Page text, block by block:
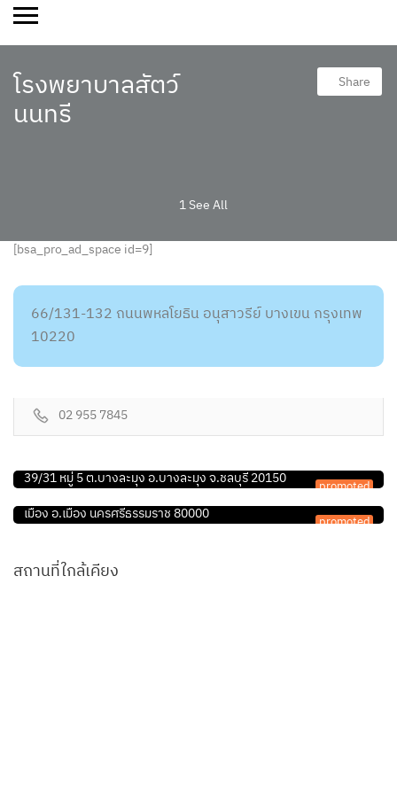
โรงพยาบาลสัตว์
นนทรี
Share
1 See All
[bsa_pro_ad_space id=9]
66/131-132 ถนนพหลโยธิน อนุสาวรีย์ บางเขน กรุงเทพ
10220
02 955 7845
promoted
ร้านอุปกรณ์สัตว์เลี้ยง
39/31 หมู่ 5 ต.บางละมุง อ.บางละมุง จ.ชลบุรี 20150
promoted
ลัคกี้ เพ็ทช็อป
22/29-31 โครการสินอุดมช๊อปปิ้งมอลล์ ถ.พัฒนาการคูขวาง' ต.ใน
เมือง อ.เมือง นครศรีธรรมราช 80000
สถานที่ใกล้เคียง